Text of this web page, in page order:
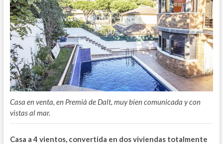
Casa en venta, en Premià de Dalt, muy bien comunicada y con
vistas al mar.
Casa a 4 vientos, convertida en dos viviendas totalmente